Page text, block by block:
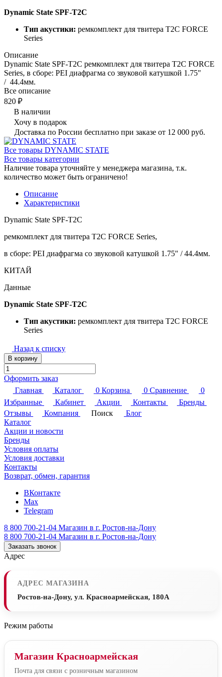
Dynamic State SPF-T2C
Тип акустики: ремкомплект для твитера T2C FORCE
Series
Описание
Dynamic State SPF-T2C ремкомплект для твитера T2C FORCE
Series, в сборе: PEI диафрагма со звуковой катушкой 1.75"
/ 44.4мм.
Все описание
820 ₽
В наличии
Хочу в подарок
Доставка по России бесплатно при заказе от 12 000 руб.
Все товары DYNAMIC STATE
Все товары категории
Наличие товара уточняйте у менеджера магазина, т.к.
количество может быть ограничено!
Описание
Характеристики
Dynamic State SPF-T2C
ремкомплект для твитера T2C FORCE Series,
в сборе: PEI диафрагма со звуковой катушкой 1.75" / 44.4мм.
КИТАЙ
Данные
Dynamic State SPF-T2C
Тип акустики: ремкомплект для твитера T2C FORCE
Series
Назад к списку
В корзину
Оформить заказ
Главная
Каталог 0 Корзина 0 Сравнение
0
Избранные
Кабинет Акции Контакты
Бренды
Отзывы
Компания Поиск
Блог
Каталог
Акции и новости
Бренды
Условия оплаты
Условия доставки
Контакты
Возврат, обмен, гарантия
ВКонтакте
Max
Telegram
8 800 700-21-04 Магазин в г. Ростов-на-Дону
8 800 700-21-04 Магазин в г. Ростов-на-Дону
Заказать звонок
Адрес
АДРЕС МАГАЗИНА
Ростов-на-Дону, ул. Красноармейская, 180А
Режим работы
Магазин Красноармейская
Почта для связи с розничным магазином